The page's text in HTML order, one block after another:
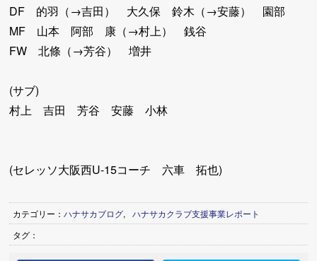
DF 的羽（→吉田） 大久保 鈴木（→安藤） 園部
MF 山本 阿部 康（→村上） 銭谷
FW 北條（→芳谷） 増井
(サブ)
村上 吉田 芳谷 安藤 小林
(セレッソ大阪西U-15コーチ 六車 拓也)
カテゴリー：ハナサカブログ,
ハナサカクラブ支援事業レポート
タグ：